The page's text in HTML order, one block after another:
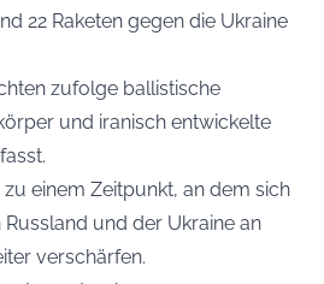
22 Raketen gegen die Ukraine
zufolge ballistische
und iranisch entwickelte
einem Zeitpunkt, an dem sich
und der Ukraine an
verschärfen.